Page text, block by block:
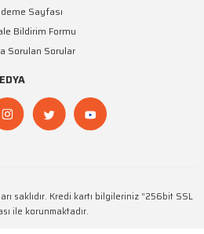
Sayfası
Bildirim Formu
Sorulan Sorular
saklıdır. Kredi kartı bilgileriniz “256bit SSL
ile korunmaktadır.